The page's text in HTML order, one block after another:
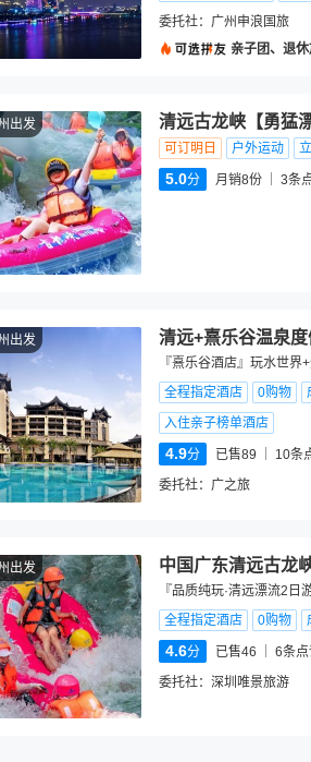
委托社： 广州申浪国旅
亲子团、退
出发 清远古龙峡【勇猛
可订明日 户外运动
5.0分 月销8份 3条
出发 清远+熹乐谷温泉
『熹乐谷酒店』玩水世
全程指定酒店
0购物
入住亲子榜单酒店
4.9分 已售89 10条
委托社： 广之旅
出发 中国广东清远古龙
『品质纯玩·清远漂流2
全程指定酒店
0购物
4.6分 已售46 6条
委托社： 深圳唯景旅游